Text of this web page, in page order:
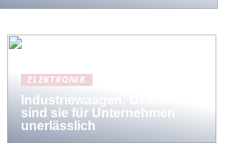
ELEKTRONIK
Industriewaagen: Deshalb
sind sie für Unternehmen
unerlässlich